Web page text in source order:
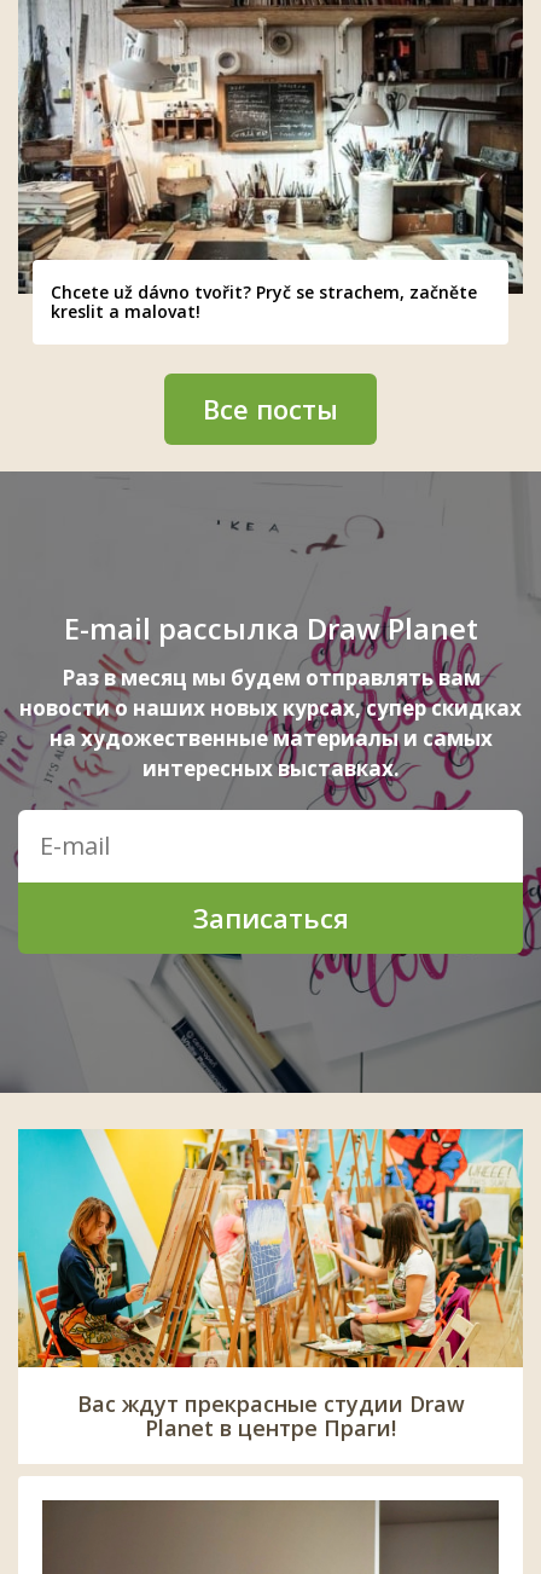
Chcete už dávno tvořit? Pryč se strachem, začněte
kreslit a malovat!
Все посты
E-mail рассылка Draw Planet
Раз в месяц мы будем отправлять вам
новости о наших новых курсах, супер скидках
на художественные материалы и самых
интересных выставках.
Записаться
Вас ждут прекрасные студии Draw
Planet в центре Праги!